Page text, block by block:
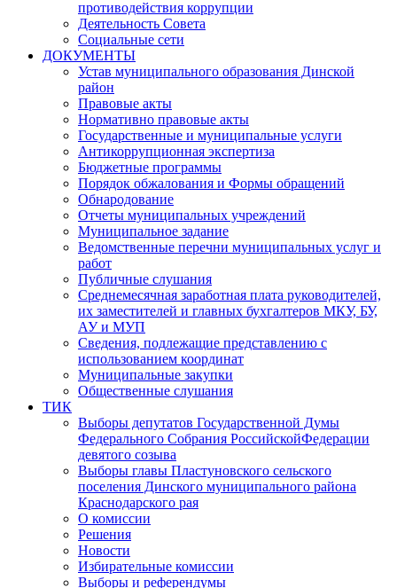
противодействия коррупции
Деятельность Совета
Социальные сети
ДОКУМЕНТЫ
Устав муниципального образования Динской
район
Правовые акты
Нормативно правовые акты
Государственные и муниципальные услуги
Антикоррупционная экспертиза
Бюджетные программы
Порядок обжалования и Формы обращений
Обнародование
Отчеты муниципальных учреждений
Муниципальное задание
Ведомственные перечни муниципальных услуг и
работ
Публичные слушания
Среднемесячная заработная плата руководителей,
их заместителей и главных бухгалтеров МКУ, БУ,
АУ и МУП
Сведения, подлежащие представлению с
использованием координат
Муниципальные закупки
Общественные слушания
ТИК
Выборы депутатов Государственной Думы
Федерального Собрания РоссийскойФедерации
девятого созыва
Выборы главы Пластуновского сельского
поселения Динского муниципального района
Краснодарского рая
О комиссии
Решения
Новости
Избирательные комиссии
Выборы и референдумы